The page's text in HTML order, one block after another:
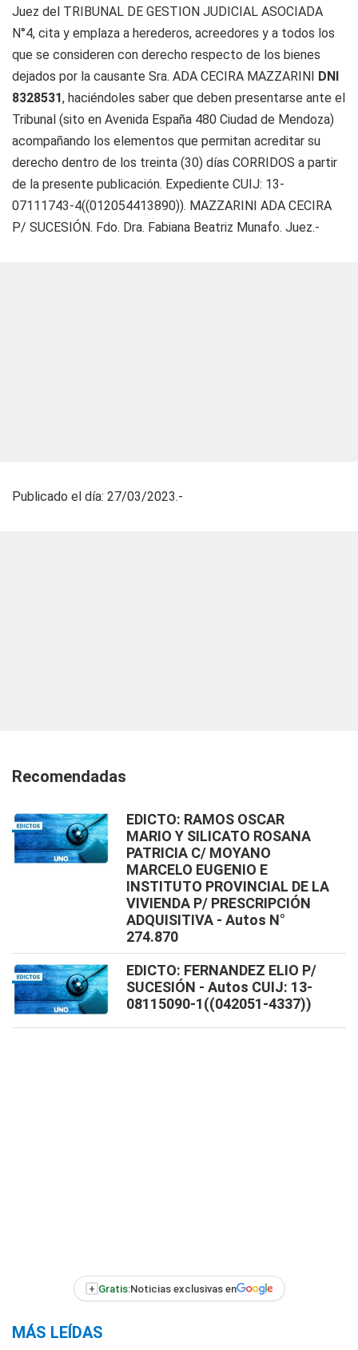
Juez del TRIBUNAL DE GESTION JUDICIAL ASOCIADA
N°4, cita y emplaza a herederos, acreedores y a todos los
que se consideren con derecho respecto de los bienes
dejados por la causante Sra. ADA CECIRA MAZZARINI DNI
8328531, haciéndoles saber que deben presentarse ante el
Tribunal (sito en Avenida España 480 Ciudad de Mendoza)
acompañando los elementos que permitan acreditar su
derecho dentro de los treinta (30) días CORRIDOS a partir
de la presente publicación. Expediente CUIJ: 13-
07111743-4((012054413890)). MAZZARINI ADA CECIRA
P/ SUCESIÓN. Fdo. Dra. Fabiana Beatriz Munafo. Juez.-
Publicado el día: 27/03/2023.-
Recomendadas
EDICTO: RAMOS OSCAR
MARIO Y SILICATO ROSANA
PATRICIA C/ MOYANO
MARCELO EUGENIO E
INSTITUTO PROVINCIAL DE LA
VIVIENDA P/ PRESCRIPCIÓN
ADQUISITIVA - Autos N°
274.870
EDICTO: FERNANDEZ ELIO P/
SUCESIÓN - Autos CUIJ: 13-
08115090-1((042051-4337))
+ Gratis:Noticias exclusivas en
MÁS LEÍDAS